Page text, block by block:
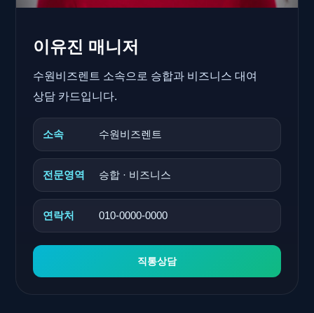
이유진 매니저
수원비즈렌트 소속으로 승합과 비즈니스 대여
상담 카드입니다.
소속 수원비즈렌트
전문영역 승합 · 비즈니스
연락처 010-0000-0000
직통상담